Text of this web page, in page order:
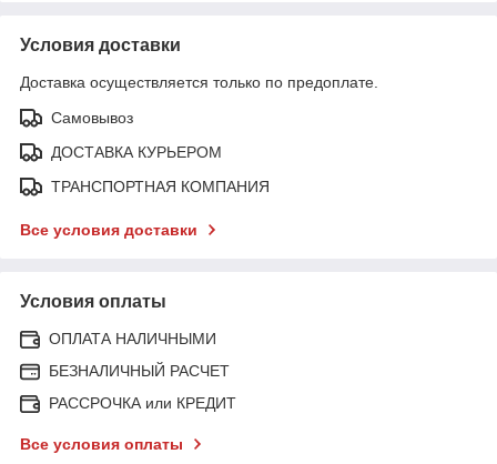
Условия доставки
Доставка осуществляется только по предоплате.
Самовывоз
ДОСТАВКА КУРЬЕРОМ
ТРАНСПОРТНАЯ КОМПАНИЯ
Все условия доставки
Условия оплаты
ОПЛАТА НАЛИЧНЫМИ
БЕЗНАЛИЧНЫЙ РАСЧЕТ
РАССРОЧКА или КРЕДИТ
Все условия оплаты